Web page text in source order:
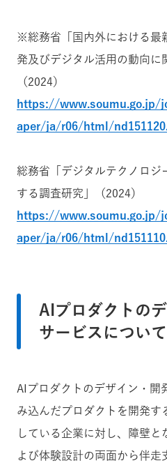
※総務省「国内外における最
発及びデジタル活用の動向に
（2024）
https://
aper/ja/r06/html/
総務省「デジタルテクノロジ
する調査研究」（2024）
https://
aper/ja/r06/html/
AIプロダクトの
サービスについて
AIプロダクトのデザイン・開
み込んだプロダクトを開発す
している企業に対し、障壁
よび体験設計の両面から伴走